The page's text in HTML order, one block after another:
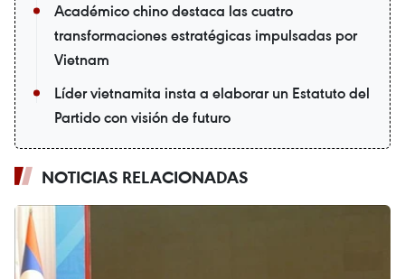
Académico chino destaca las cuatro
transformaciones estratégicas impulsadas por
Vietnam
Líder vietnamita insta a elaborar un Estatuto del
Partido con visión de futuro
NOTICIAS RELACIONADAS